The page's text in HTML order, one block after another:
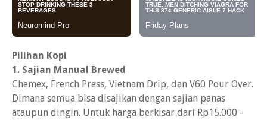
Pilihan Kopi
1. Sajian Manual Brewed
Chemex, French Press, Vietnam Drip, dan V60 Pour Over.
Dimana semua bisa disajikan dengan sajian panas
ataupun dingin. Untuk harga berkisar dari Rp15.000 -